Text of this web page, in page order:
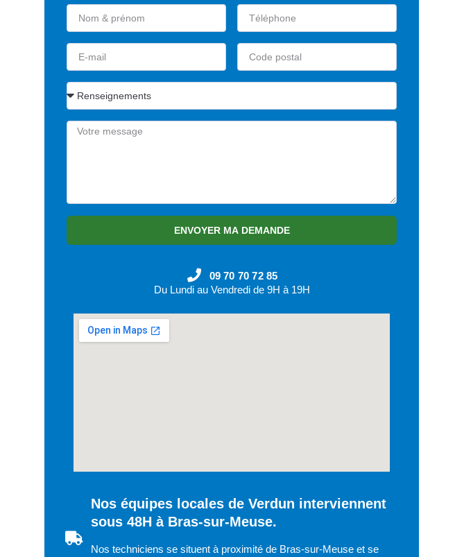
ENVOYER MA DEMANDE
09 70 70 72 85
Du Lundi au Vendredi de 9H à 19H
Nos équipes locales de Verdun interviennent
sous 48H à Bras-sur-Meuse.
Nos techniciens se situent à proximité de Bras-sur-Meuse et se